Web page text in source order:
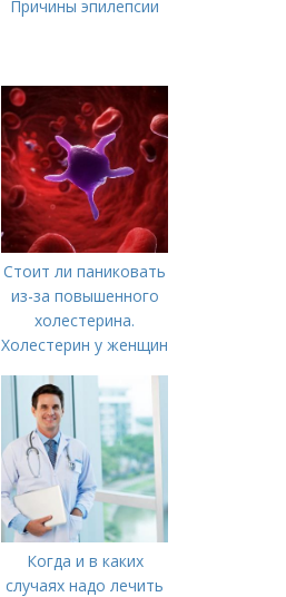
Причины эпилепсии
Стоит ли паниковать
из-за повышенного
холестерина.
Холестерин у женщин
Когда и в каких
случаях надо лечить